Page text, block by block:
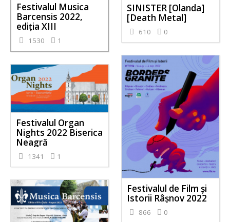
Festivalul Musica
Barcensis 2022,
ediţia XIII
1530 1
SINISTER [Olanda]
[Death Metal]
610 0
Festivalul de Film şi
Istorii Râşnov 2022
866 0
Festivalul Organ
Nights 2022 Biserica
Neagră
1341 1